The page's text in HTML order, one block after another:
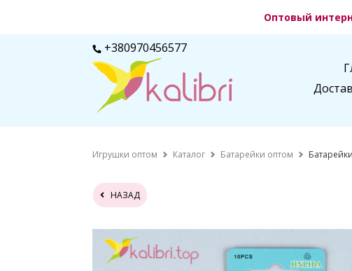
Оптовый
+380970456577
Игрушки оптом Каталог Батарейки оптом
НАЗАД